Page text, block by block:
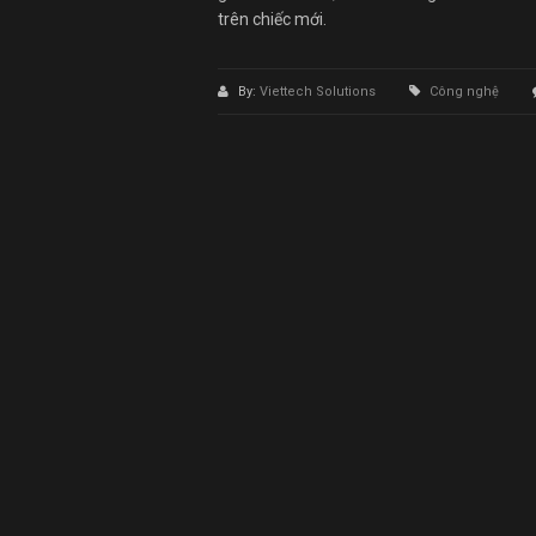
trên chiếc mới.
By: Viettech Solutions Công nghệ